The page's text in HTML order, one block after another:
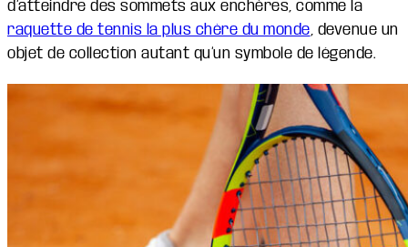
d’atteindre des sommets aux enchères, comme la
raquette de tennis la plus chère du monde, devenue un
objet de collection autant qu’un symbole de légende.